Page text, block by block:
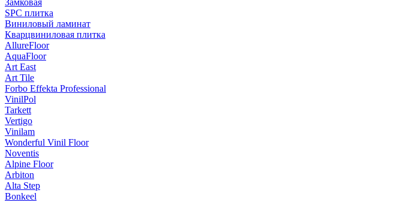
Замковая
SPC плитка
Виниловый ламинат
Кварцвиниловая плитка
AllureFloor
AquaFloor
Art East
Art Tile
Forbo Effekta Professional
VinilPol
Tarkett
Vertigo
Vinilam
Wonderful Vinil Floor
Noventis
Alpine Floor
Arbiton
Alta Step
Bonkeel